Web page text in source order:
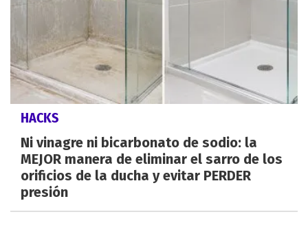
HACKS
Ni vinagre ni bicarbonato de sodio: la
MEJOR manera de eliminar el sarro de los
orificios de la ducha y evitar PERDER
presión